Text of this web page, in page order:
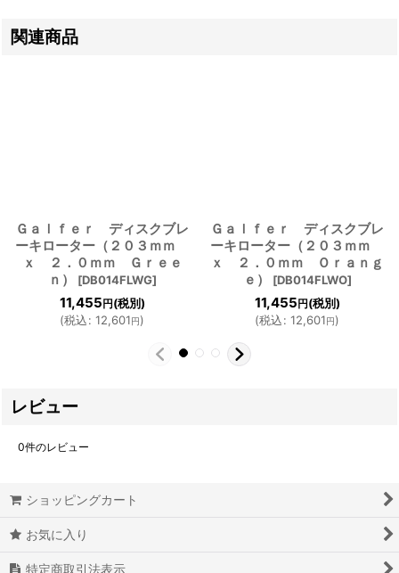
関連商品
Ｇａｌｆｅｒ ディスクブレ
ーキローター（２０３ｍｍ
ｘ ２．０ｍｍ Ｇｒｅｅ
ｎ）
[DB014FLWG]
11,455 円 (税別)
(税込: 12,601円)
Ｇａｌｆｅｒ ディスクブレ
ーキローター（２０３ｍｍ
ｘ ２．０ｍｍ Ｏｒａｎｇ
ｅ）
[DB014FLWO]
11,455 円 (税別)
(税込: 12,601円)
レビュー
0件のレビュー
ショッピングカート
お気に入り
特定商取引法表示